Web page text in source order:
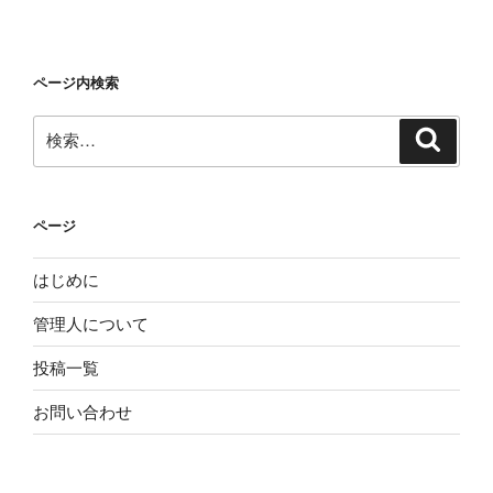
ページ内検索
検
索:
ページ
はじめに
管理人について
投稿一覧
お問い合わせ